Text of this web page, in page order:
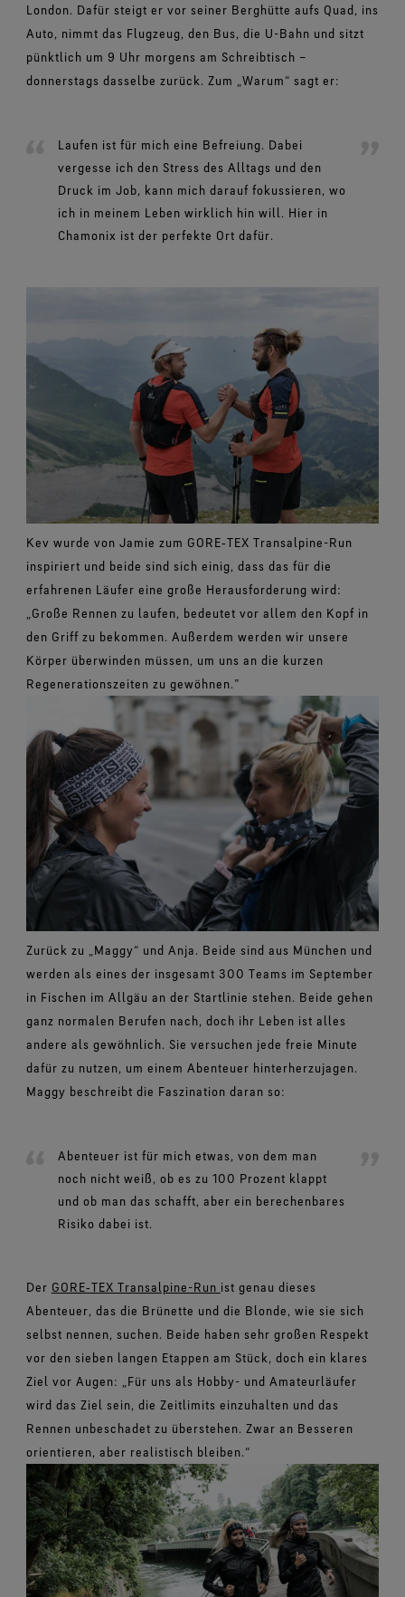
London. Dafür steigt er vor seiner Berghütte aufs Quad, ins
Auto, nimmt das Flugzeug, den Bus, die U-Bahn und sitzt
pünktlich um 9 Uhr morgens am Schreibtisch –
donnerstags dasselbe zurück. Zum „Warum“ sagt er:
Laufen ist für mich eine Befreiung. Dabei
vergesse ich den Stress des Alltags und den
Druck im Job, kann mich darauf fokussieren, wo
ich in meinem Leben wirklich hin will. Hier in
Chamonix ist der perfekte Ort dafür.
Kev wurde von Jamie zum GORE‑TEX Transalpine-Run
inspiriert und beide sind sich einig, dass das für die
erfahrenen Läufer eine große Herausforderung wird:
„Große Rennen zu laufen, bedeutet vor allem den Kopf in
den Griff zu bekommen. Außerdem werden wir unsere
Körper überwinden müssen, um uns an die kurzen
Regenerationszeiten zu gewöhnen.”
Zurück zu „Maggy“ und Anja. Beide sind aus München und
werden als eines der insgesamt 300 Teams im September
in Fischen im Allgäu an der Startlinie stehen. Beide gehen
ganz normalen Berufen nach, doch ihr Leben ist alles
andere als gewöhnlich. Sie versuchen jede freie Minute
dafür zu nutzen, um einem Abenteuer hinterherzujagen.
Maggy beschreibt die Faszination daran so:
Abenteuer ist für mich etwas, von dem man
noch nicht weiß, ob es zu 100 Prozent klappt
und ob man das schafft, aber ein berechenbares
Risiko dabei ist.
Der GORE‑TEX Transalpine-Run ist genau dieses
Abenteuer, das die Brünette und die Blonde, wie sie sich
selbst nennen, suchen. Beide haben sehr großen Respekt
vor den sieben langen Etappen am Stück, doch ein klares
Ziel vor Augen: „Für uns als Hobby- und Amateurläufer
wird das Ziel sein, die Zeitlimits einzuhalten und das
Rennen unbeschadet zu überstehen. Zwar an Besseren
orientieren, aber realistisch bleiben.“